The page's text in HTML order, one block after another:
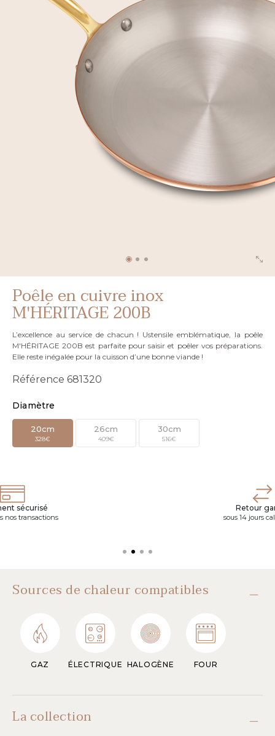
Poêle en cuivre inox
M'HÉRITAGE 200B
L’excellence au service de chacun ! Ustensile emblématique, la poêle
M'HÉRITAGE 200B est parfaite pour saisir et poêler vos préparations.
Elle reste inégalée pour la cuisson d’une bonne viande !
Référence 681320
Diamètre
20cm
328€
26cm
409€
30cm
516€
sécurisé
nos transactions
Retour
sous 14 jours
Sources de chaleur compatibles
GAZ ÉLECTRIQUE HALOGÈNE FOUR
La collection